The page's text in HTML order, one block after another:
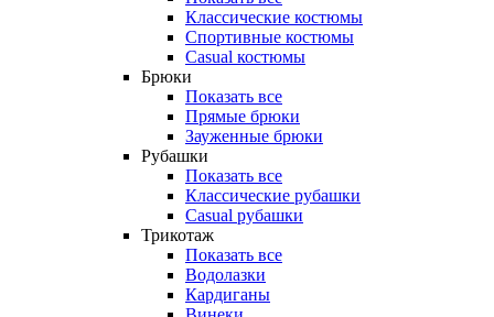
Классические костюмы
Спортивные костюмы
Casual костюмы
Брюки
Показать все
Прямые брюки
Зауженные брюки
Рубашки
Показать все
Классические рубашки
Casual рубашки
Трикотаж
Показать все
Водолазки
Кардиганы